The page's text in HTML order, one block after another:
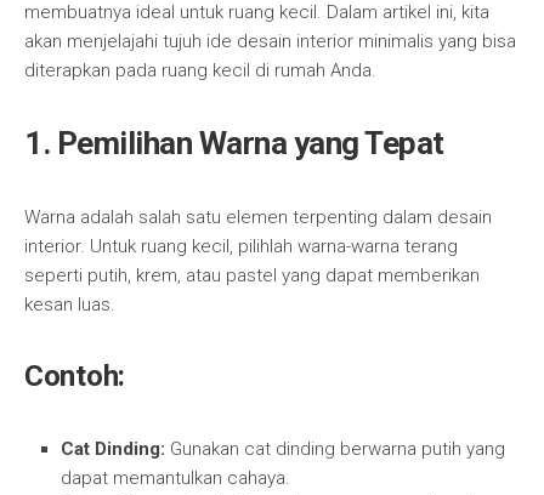
membuatnya ideal untuk ruang kecil. Dalam artikel ini, kita
akan menjelajahi tujuh ide desain interior minimalis yang bisa
diterapkan pada ruang kecil di rumah Anda.
1. Pemilihan Warna yang Tepat
Warna adalah salah satu elemen terpenting dalam desain
interior. Untuk ruang kecil, pilihlah warna-warna terang
seperti putih, krem, atau pastel yang dapat memberikan
kesan luas.
Contoh:
Cat Dinding: Gunakan cat dinding berwarna putih yang
dapat memantulkan cahaya.